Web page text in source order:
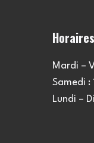
Horaires
Mardi –
Samedi :
Lundi –